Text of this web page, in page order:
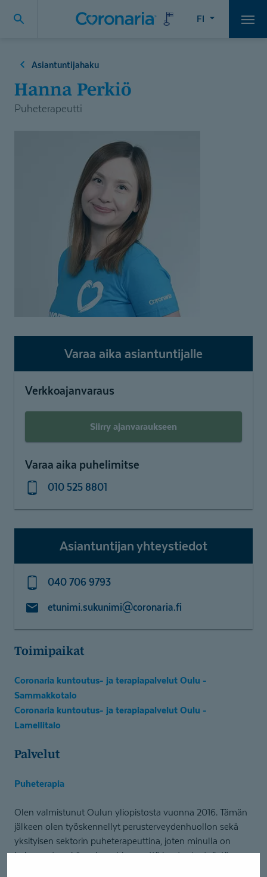
FI
Asiantuntijahaku
Hanna Perkiö
Puheterapeutti
Varaa aika asiantuntijalle
Verkkoajanvaraus
Siirry ajanvaraukseen
Varaa aika puhelimitse
010 525 8801
Asiantuntijan yhteystiedot
040 706 9793
etunimi.sukunimi@coronaria.fi
Toimipaikat
Coronaria kuntoutus- ja terapiapalvelut Oulu -
Sammakkotalo
Coronaria kuntoutus- ja terapiapalvelut Oulu -
Lamellitalo
Palvelut
Puheterapia
Olen valmistunut Oulun yliopistosta vuonna 2016. Tämän
jälkeen olen työskennellyt perusterveydenhuollon sekä
yksityisen sektorin puheterapeuttina, joten minulla on
kokemusta sekä arvio-, ohjaus- että kuntoutustyöstä.